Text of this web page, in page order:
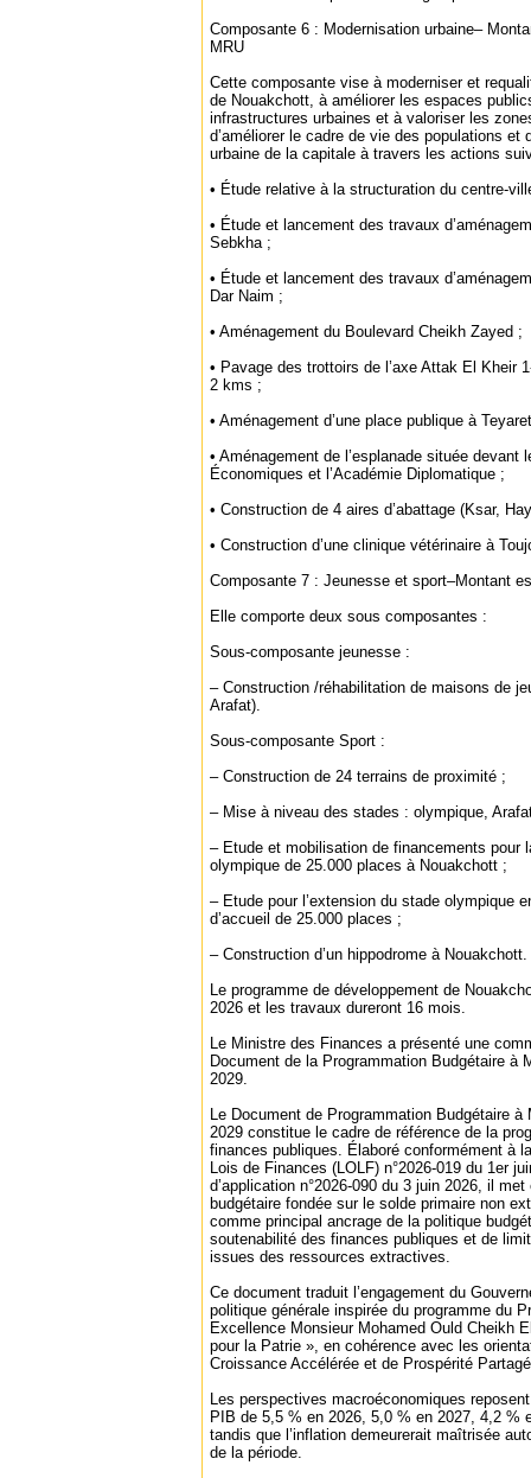
Composante 6 : Modernisation urbaine–
MRU
Cette composante vise à moderniser et
de Nouakchott, à améliorer les espaces
infrastructures urbaines et à valoriser les
d’améliorer le cadre de vie des populations et
urbaine de la capitale à travers les actions
• Étude relative à la structuration du centre-
• Étude et lancement des travaux
Sebkha ;
• Étude et lancement des travaux
Dar Naim ;
• Aménagement du Boulevard Cheikh Zayed ;
• Pavage des trottoirs de l’axe Attak El Kheir
2 kms ;
• Aménagement d’une place publique à
• Aménagement de l’esplanade située devant
Économiques et l’Académie Diplomatique ;
• Construction de 4 aires d’abattage (Ksar,
• Construction d’une clinique vétérinaire à
Composante 7 : Jeunesse et sport–Montant
Elle comporte deux sous composantes :
Sous-composante jeunesse :
– Construction /réhabilitation de maisons de
Arafat).
Sous-composante Sport :
– Construction de 24 terrains de proximité ;
– Mise à niveau des stades : olympique,
– Etude et mobilisation de financements pour
olympique de 25.000 places à Nouakchott ;
– Etude pour l’extension du stade olympique
d’accueil de 25.000 places ;
– Construction d’un hippodrome à Nouakchott.
Le programme de développement de
2026 et les travaux dureront 16 mois.
Le Ministre des Finances a présenté une
Document de la Programmation Budgétaire à
2029.
Le Document de Programmation Budgétaire à
2029 constitue le cadre de référence de la
finances publiques. Élaboré conformément à
Lois de Finances (LOLF) n°2026-019 du 1er
d’application n°2026-090 du 3 juin 2026, il
budgétaire fondée sur le solde primaire non
comme principal ancrage de la politique
soutenabilité des finances publiques et de
issues des ressources extractives.
Ce document traduit l’engagement du
politique générale inspirée du programme du
Excellence Monsieur Mohamed Ould Cheikh
pour la Patrie », en cohérence avec les
Croissance Accélérée et de Prospérité
Les perspectives macroéconomiques
PIB de 5,5 % en 2026, 5,0 % en 2027, 4,2 %
tandis que l’inflation demeurerait maîtrisée
de la période.